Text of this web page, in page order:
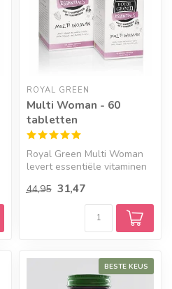
ROYAL GREEN
Multi Woman - 60
tabletten
Royal Green Multi Woman
levert essentiële vitaminen
n...
44,95 31,47
BESTE KEUS